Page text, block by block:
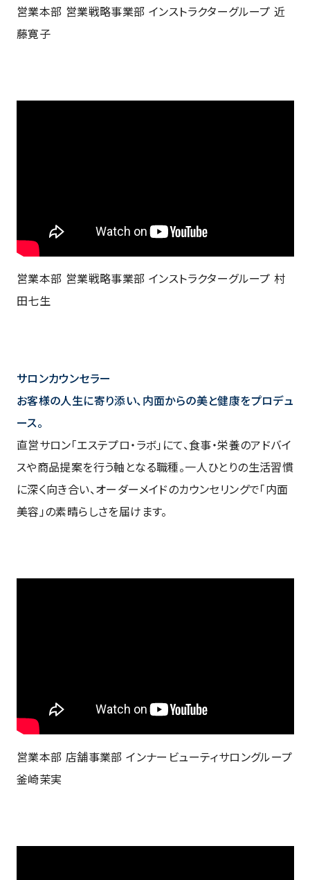
営業本部 営業戦略事業部 インストラクターグループ 近
藤寛子
営業本部 営業戦略事業部 インストラクターグループ 村
田七生
サロンカウンセラー
お客様の人生に寄り添い、内面からの美と健康をプロデュ
ース。
直営サロン「エステプロ・ラボ」にて、食事・栄養のアドバイ
スや商品提案を行う軸となる職種。一人ひとりの生活習慣
に深く向き合い、オーダーメイドのカウンセリングで「内面
美容」の素晴らしさを届けます。
営業本部 店舗事業部 インナービューティサロングループ
釜崎茉実